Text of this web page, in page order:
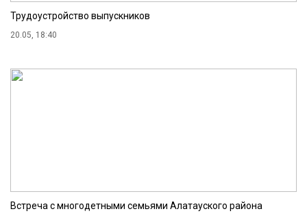
Трудоустройство выпускников
20.05, 18:40
Встреча с многодетными семьями Алатауского района